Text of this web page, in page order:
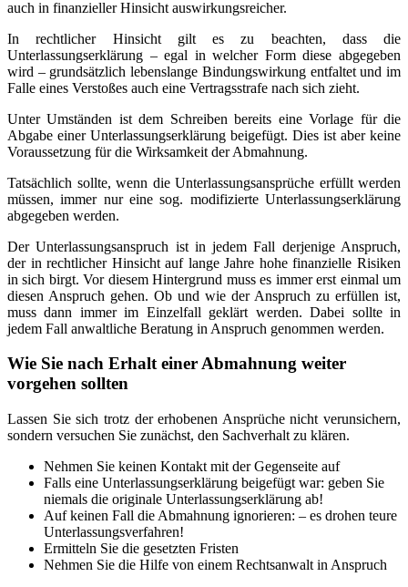
auch in finanzieller Hinsicht auswirkungsreicher.
In rechtlicher Hinsicht gilt es zu beachten, dass die
Unterlassungserklärung – egal in welcher Form diese abgegeben
wird – grundsätzlich lebenslange Bindungswirkung entfaltet und im
Falle eines Verstoßes auch eine Vertragsstrafe nach sich zieht.
Unter Umständen ist dem Schreiben bereits eine Vorlage für die
Abgabe einer Unterlassungserklärung beigefügt. Dies ist aber keine
Voraussetzung für die Wirksamkeit der Abmahnung.
Tatsächlich sollte, wenn die Unterlassungsansprüche erfüllt werden
müssen, immer nur eine sog. modifizierte Unterlassungserklärung
abgegeben werden.
Der Unterlassungsanspruch ist in jedem Fall derjenige Anspruch,
der in rechtlicher Hinsicht auf lange Jahre hohe finanzielle Risiken
in sich birgt. Vor diesem Hintergrund muss es immer erst einmal um
diesen Anspruch gehen. Ob und wie der Anspruch zu erfüllen ist,
muss dann immer im Einzelfall geklärt werden. Dabei sollte in
jedem Fall anwaltliche Beratung in Anspruch genommen werden.
Wie Sie nach Erhalt einer Abmahnung weiter
vorgehen sollten
Lassen Sie sich trotz der erhobenen Ansprüche nicht verunsichern,
sondern versuchen Sie zunächst, den Sachverhalt zu klären.
Nehmen Sie keinen Kontakt mit der Gegenseite auf
Falls eine Unterlassungserklärung beigefügt war: geben Sie
niemals die originale Unterlassungserklärung ab!
Auf keinen Fall die Abmahnung ignorieren: – es drohen teure
Unterlassungsverfahren!
Ermitteln Sie die gesetzten Fristen
Nehmen Sie die Hilfe von einem Rechtsanwalt in Anspruch